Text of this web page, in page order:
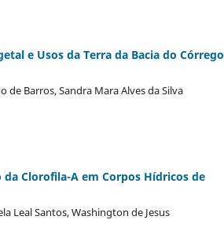
e Usos da Terra da Bacia do Córrego
de Barros, Sandra Mara Alves da Silva
Clorofila-A em Corpos Hídricos de
Leal Santos, Washington de Jesus